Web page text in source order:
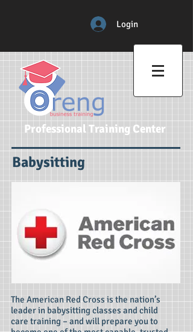
Professional Training Center
Login
Babysitting
The American Red Cross is the nation’s
leader in babysitting classes and child
care training – and will prepare you to